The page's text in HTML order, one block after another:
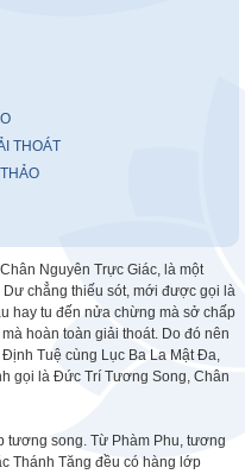
THOÁT
Nguyên Trực Giác, là một
chẳng thiếu sót, mới được gọi là
hay tu đến nửa chừng mà sở chấp
hoàn toàn giải thoát. Do đó nên
Tuệ cùng Lục Ba La Mật Đa,
gọi là Đức Trí Tương Song, Chân
tương song. Từ Phàm Phu, tương
Thánh Tăng đều có hàng lớp